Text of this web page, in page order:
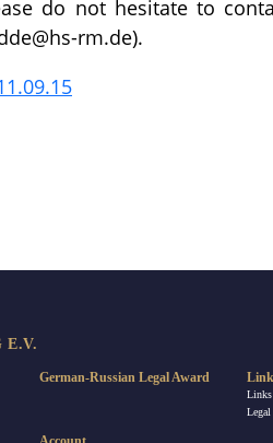
do not hesitate to
rm.de).
E.V.
German-Russian Legal Award
Legal